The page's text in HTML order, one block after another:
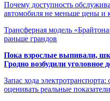
Почему доступность
автомобиля не меньше цены и
Трансферная модель
раньше грандов
Пока взрослые выпивали,
Гродно возбудили уголовное
Запас хода
оценивать реальные показатели